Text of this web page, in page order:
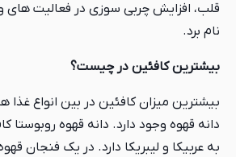
قلب، افزایش چربی سوزی در فعالیت های
نام برد.
بیشترین کافئین در چیست؟
بیشترین میزان کافئین در بین انواع غذا
دانه قهوه وجود دارد. دانه قهوه